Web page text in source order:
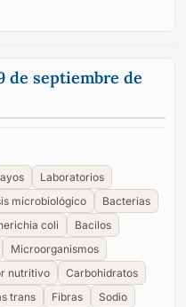
de septiembre de
Laboratorios
microbiológico
Bacterias
coli
Bacilos
Microorganismos
nutritivo
Carbohidratos
trans Fibras
Sodio